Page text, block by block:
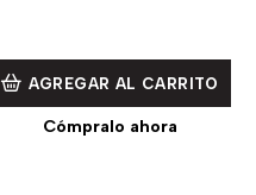
AGREGAR AL CARRITO
Cómpralo ahora